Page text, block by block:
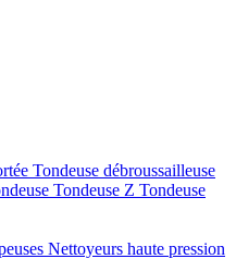
Tondeuse débroussailleuse
Tondeuse Z Tondeuse
Nettoyeurs haute pression